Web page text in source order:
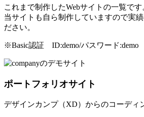
これまで制作したWebサイトの一覧です
当サイトも自ら制作していますので実
ださい。
※Basic認証 ID:demo/パスワード:demo
ポートフォリオサイト
デザインカンプ（XD）からのコーディ